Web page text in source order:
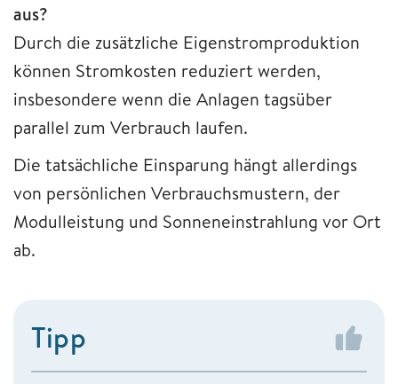
aus?
Durch die zusätzliche Eigenstromproduktion
können Stromkosten reduziert werden,
insbesondere wenn die Anlagen tagsüber
parallel zum Verbrauch laufen.
Die tatsächliche Einsparung hängt allerdings
von persönlichen Verbrauchsmustern, der
Modulleistung und Sonneneinstrahlung vor Ort
ab.
Tipp